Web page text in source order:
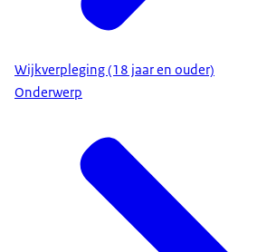
Wijkverpleging (18 jaar en ouder)
Onderwerp